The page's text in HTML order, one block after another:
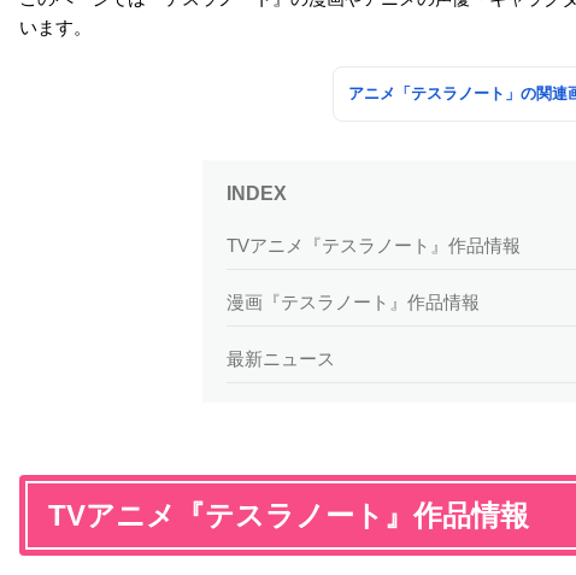
います。
アニメ「テスラノート」の関連
TVアニメ『テスラノート』作品情報
漫画『テスラノート』作品情報
最新ニュース
TVアニメ『テスラノート』作品情報